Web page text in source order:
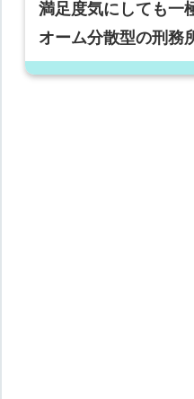
満足度気にしても一
オーム分散型の刑務